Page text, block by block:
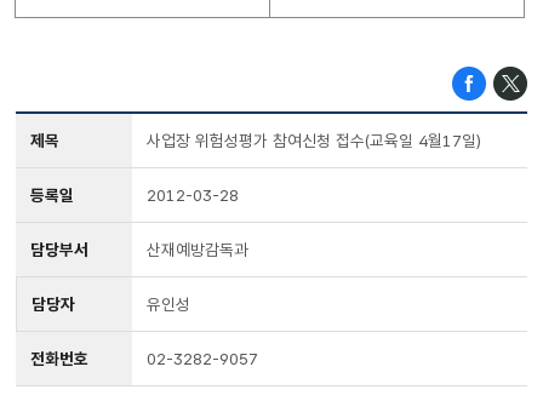
제목 사업장 위험성평가 참여신청 접수(교육일 4월17일)
등록일 2012-03-28
담당부서 산재예방감독과
담당자 유인성
전화번호 02-3282-9057